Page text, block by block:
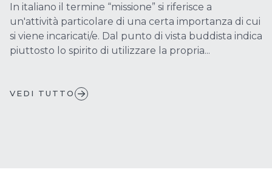
In italiano il termine “missione” si riferisce a
un'attività particolare di una certa importanza di cui
si viene incaricati/e. Dal punto di vista buddista indica
piuttosto lo spirito di utilizzare la propria...
VEDI TUTTO